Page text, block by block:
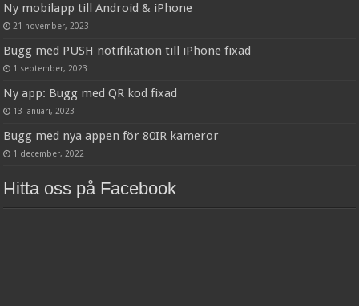
Ny mobilapp till Android & iPhone
21 november, 2023
Bugg med PUSH notifikation till iPhone fixad
1 september, 2023
Ny app: Bugg med QR kod fixad
13 januari, 2023
Bugg med nya appen för 80IR kameror
1 december, 2022
Hitta oss på Facebook